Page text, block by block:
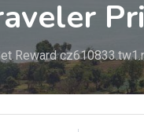
Reward